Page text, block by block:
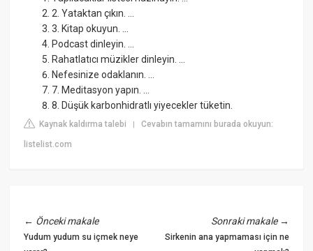
2. Yataktan çıkın. ...
3. Kitap okuyun. ...
Podcast dinleyin. ...
Rahatlatıcı müzikler dinleyin. ...
Nefesinize odaklanın. ...
7. Meditasyon yapın. ...
8. Düşük karbonhidratlı yiyecekler tüketin.
Kaynak kaldırma talebi |Cevabın tamamını burada okuyun:
listelist.com
← Önceki makale
Yudum yudum su içmek neye
Sonraki makale→
Sirkenin ana yapmaması için ne